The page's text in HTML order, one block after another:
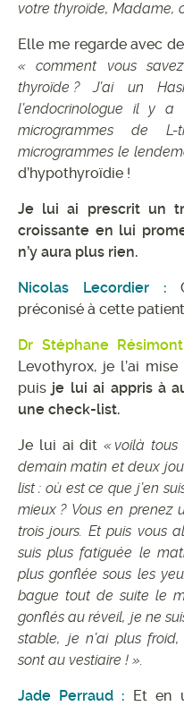
votre thyroïde, Madame,
Elle me regarde avec
« comment vous
thyroïde ? J’ai un
l’endocrinologue il y
microgrammes de
microgrammes le
d’hypothyroïdie !
Je lui ai prescrit un
croissante en lui
n’y aura plus rien.
Nicolas Lecordier :
préconisé à cette
Dr Stéphane
Levothyrox, je l’ai
puis je lui ai appris à
une check-list.
Je lui ai dit« voilà tous
demain matin et deux
list : où est ce que j’en
mieux ? Vous en
trois jours. Et puis vous
suis plus fatiguée le
plus gonflée sous les
bague tout de suite le
gonflés au réveil, je ne
stable, je n’ai plus
sont au vestiaire ! ».
Jade Perraud : Et en